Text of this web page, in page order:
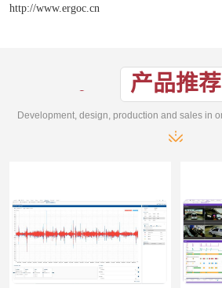
http://www.ergoc.cn
产品推荐